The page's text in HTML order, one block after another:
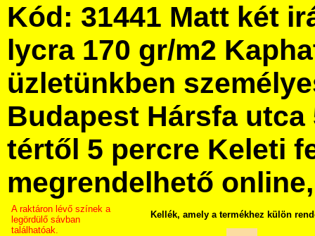
Kód: 31441 Matt két
lycra 170 gr/m2
üzletünkben
Budapest Hársfa utca
tértől 5 percre Keleti
megrendelhető
A raktáron lévő színek a
legördülő sávban
találhatóak.
Kellék, amely a termékhez külön